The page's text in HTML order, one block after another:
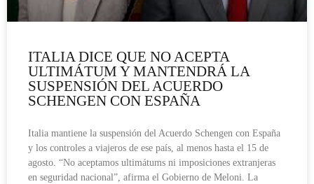
ITALIA DICE QUE NO ACEPTA
ULTIMÁTUM Y MANTENDRÁ LA
SUSPENSIÓN DEL ACUERDO
SCHENGEN CON ESPAÑA
Italia mantiene la suspensión del Acuerdo Schengen con España
y los controles a viajeros de ese país, al menos hasta el 15 de
agosto. “No aceptamos ultimátums ni imposiciones extranjeras
en seguridad nacional”, afirma el Gobierno de Meloni. La